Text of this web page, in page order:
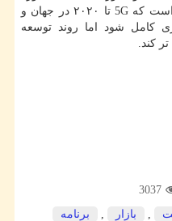
دینامیک است. تحلیل امروز ما این است که 5G تا ۲۰۲۰ در جهان و
کامل شود اما روند توسعه
کند.
3037
بازار برنامه